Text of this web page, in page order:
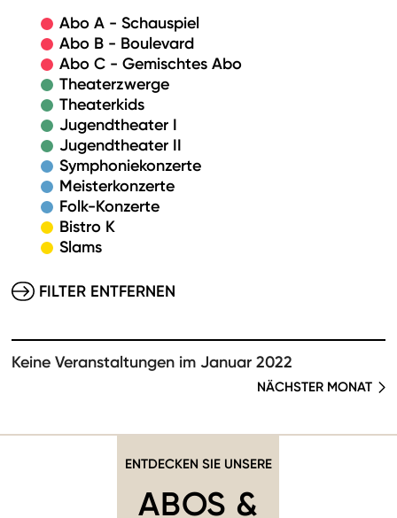
Abo A - Schauspiel
Abo B - Boulevard
Abo C - Gemischtes Abo
Theaterzwerge
Theaterkids
Jugendtheater I
Jugendtheater II
Symphoniekonzerte
Meisterkonzerte
Folk-Konzerte
Bistro K
Slams
FILTER ENTFERNEN
Keine Veranstaltungen im Januar 2022
NÄCHSTER MONAT
ENTDECKEN SIE UNSERE
ABOS &